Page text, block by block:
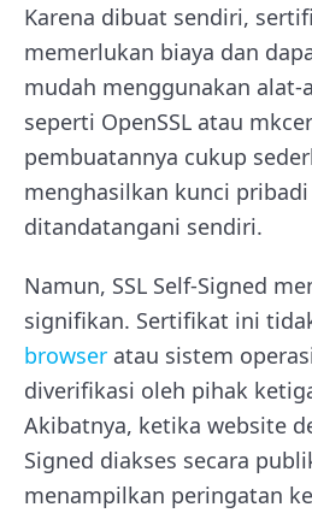
Karena dibuat sendiri,
memerlukan biaya dan
mudah menggunakan alat-
seperti OpenSSL atau
pembuatannya cukup
menghasilkan kunci
ditandatangani sendiri.
Namun, SSL Self-Signed
signifikan. Sertifikat ini
browser atau sistem
diverifikasi oleh pihak
Akibatnya, ketika website
Signed diakses secara
menampilkan peringatan